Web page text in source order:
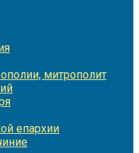
митрополит
епархии